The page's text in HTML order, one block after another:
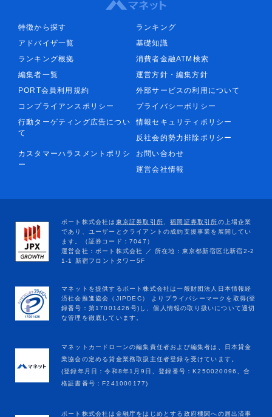
特徴から探す
ランキング
アドバイザ一覧
基礎知識
ランキング根拠
消費者金融ATM検索
編集者一覧
運営方針・編集方針
PORT会員利用規約
外部サービスの利用について
コンプライアンスポリシー
プライバシーポリシー
行動ターゲティング広告につい
て
情報セキュリティポリシー
反社会的勢力排除ポリシー
カスタマーハラスメントポリシ
ー
お問い合わせ
運営会社情報
マネットカードローンの編集責任者および編集者は、日本貸金
業協会の定める貸金業務取扱主任者登録を受けています。
(登録年月日：令和8年1月9日、登録番号：K250020096、合
格証書番号：F241000177)
ポート株式会社は金融庁をはじめとする政府機関への届出済事